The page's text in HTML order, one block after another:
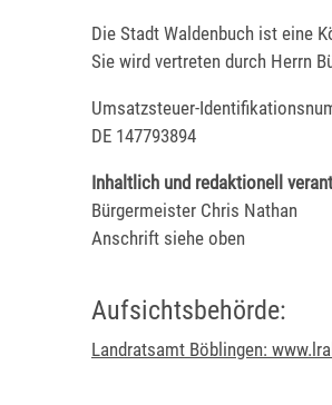
Die Stadt Waldenbuch ist eine
Sie wird vertreten durch Herrn
Umsatzsteuer-
DE 147793894
Inhaltlich und redaktionell
Bürgermeister Chris Nathan
Anschrift siehe oben
Aufsichtsbehörde:
Landratsamt Böblingen: